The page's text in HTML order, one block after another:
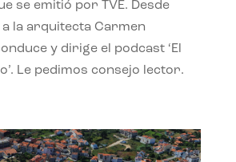
se emitió por TVE. Desde
la arquitecta Carmen
y dirige el podcast ‘El
Le pedimos consejo lector.